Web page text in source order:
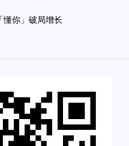
懂你」破局增长